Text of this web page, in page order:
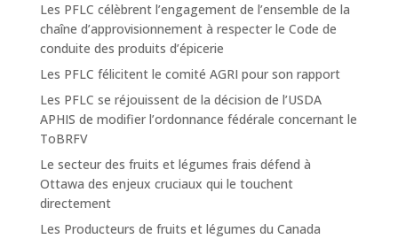
Les PFLC célèbrent l’engagement de l’ensemble de la
chaîne d’approvisionnement à respecter le Code de
conduite des produits d’épicerie
Les PFLC félicitent le comité AGRI pour son rapport
Les PFLC se réjouissent de la décision de l’USDA
APHIS de modifier l’ordonnance fédérale concernant le
ToBRFV
Le secteur des fruits et légumes frais défend à
Ottawa des enjeux cruciaux qui le touchent
directement
Les Producteurs de fruits et légumes du Canada